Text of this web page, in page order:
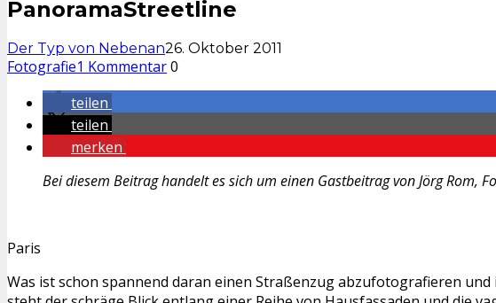
PanoramaStreetline
Der Typ von Nebenan26. Oktober 2011
Fotografie1 Kommentar0
teilen
teilen
merken
Bei diesem Beitrag handelt es sich um einen Gastbeitrag von Jörg Rom,
Paris
Was ist schon spannend daran einen Straßenzug abzufotografieren